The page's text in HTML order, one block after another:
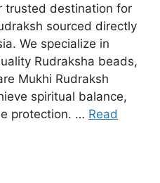
trusted destination for
sourced directly
We specialize in
Rudraksha beads,
Mukhi Rudraksh
spiritual balance,
protection. … Read